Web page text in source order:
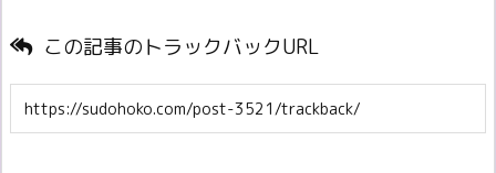
この記事のトラックバックURL